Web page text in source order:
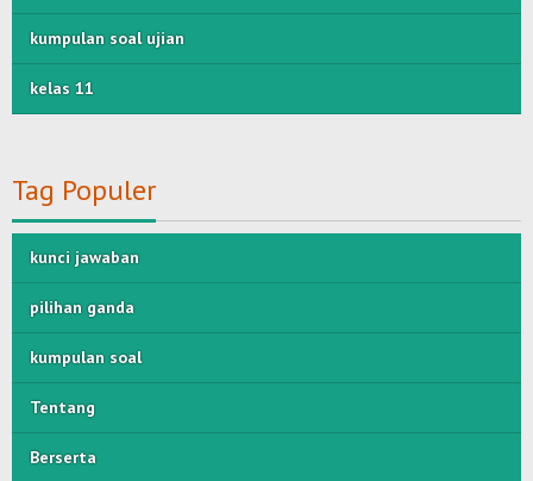
kumpulan soal ujian
kelas 11
Tag Populer
kunci jawaban
pilihan ganda
kumpulan soal
Tentang
Berserta